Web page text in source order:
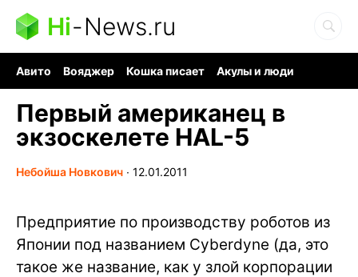
Hi-News.ru
Авито Вояджер Кошка писает
Акулы и люди
Первый американец в
экзоскелете HAL-5
Небойша Новкович ∙ 12.01.2011
Предприятие по производству роботов из
Японии под названием Cyberdyne (да, это
такое же название, как у злой корпорации